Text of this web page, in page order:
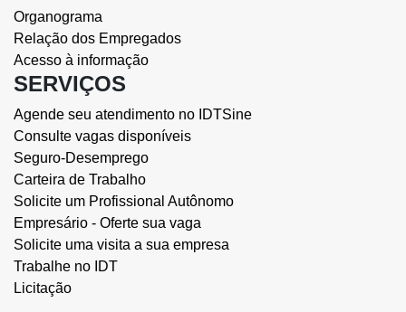
Organograma
Relação dos Empregados
Acesso à informação
SERVIÇOS
Agende seu atendimento no IDTSine
Consulte vagas disponíveis
Seguro-Desemprego
Carteira de Trabalho
Solicite um Profissional Autônomo
Empresário - Oferte sua vaga
Solicite uma visita a sua empresa
Trabalhe no IDT
Licitação